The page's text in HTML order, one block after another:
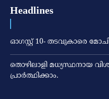
Headlines
ഓഗസ്റ്റ് 10- തടവുകാരെ
തൊഴിലാളി മധ്യസ്ഥനായ
പ്രാര്‍ത്ഥിക്കാം.